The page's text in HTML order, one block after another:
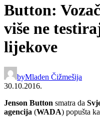
Button:
više ne
lijekove
byMladen Čižmešija
30.10.2016.
Jenson Button smatra da S
agencija (WADA) popušta